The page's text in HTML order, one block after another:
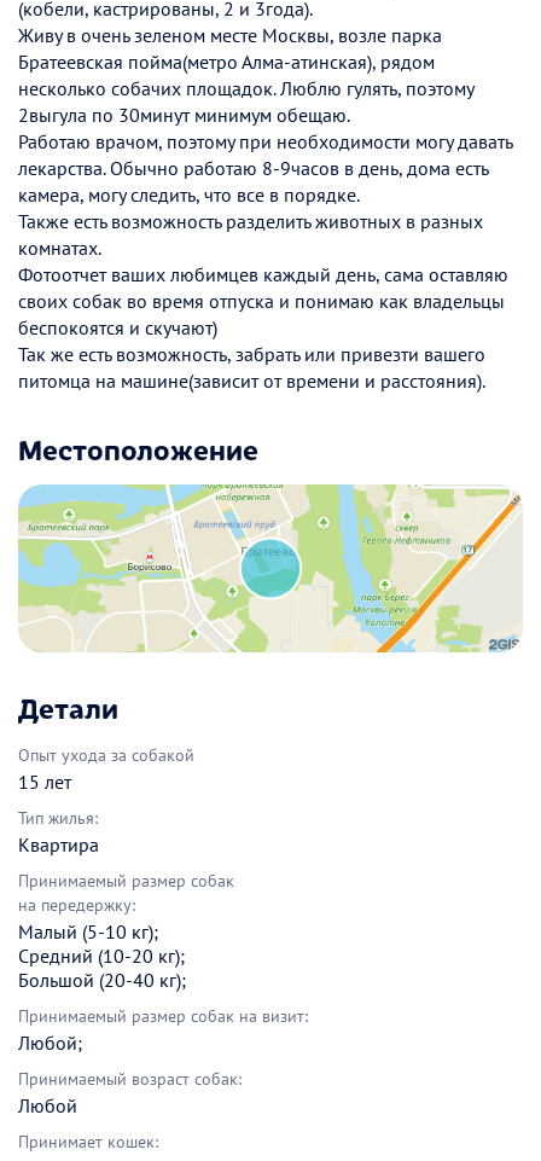
(кобели, кастрированы, 2 и 3года).
Живу в очень зеленом месте Москвы, возле парка
Братеевская пойма(метро Алма-атинская), рядом
несколько собачих площадок. Люблю гулять, поэтому
2выгула по 30минут минимум обещаю.
Работаю врачом, поэтому при необходимости могу давать
лекарства. Обычно работаю 8-9часов в день, дома есть
камера, могу следить, что все в порядке.
Также есть возможность разделить животных в разных
комнатах.
Фотоотчет ваших любимцев каждый день, сама оставляю
своих собак во время отпуска и понимаю как владельцы
беспокоятся и скучают)
Так же есть возможность, забрать или привезти вашего
питомца на машине(зависит от времени и расстояния).
Местоположение
Детали
Опыт ухода за собакой
15 лет
Тип жилья:
Квартира
Принимаемый размер собак
на передержку:
Малый (5-10 кг);
Средний (10-20 кг);
Большой (20-40 кг);
Принимаемый размер собак на визит:
Любой;
Принимаемый возраст собак:
Любой
Принимает кошек: